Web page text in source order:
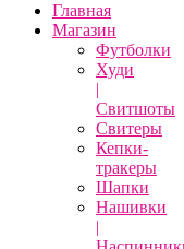
Главная
Магазин
Футболки
Худи
|
Свитшоты
Свитеры
Кепки-
тракеры
Шапки
Нашивки
|